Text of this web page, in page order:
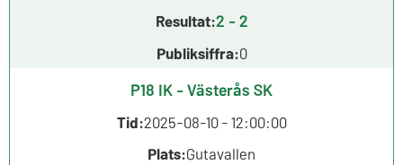
Resultat:2 - 2
Publiksiffra:0
P18 IK - Västerås SK
Tid:2025-08-10 - 12:00:00
Plats:Gutavallen